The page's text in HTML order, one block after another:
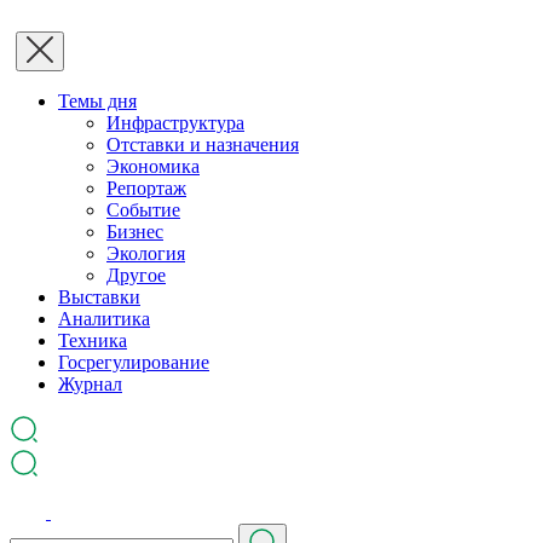
Темы дня
Инфраструктура
Отставки и назначения
Экономика
Репортаж
Событие
Бизнес
Экология
Другое
Выставки
Аналитика
Техника
Госрегулирование
Журнал